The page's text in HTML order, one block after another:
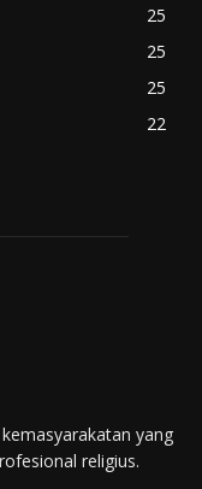
25
25
25
22
yang
religius.